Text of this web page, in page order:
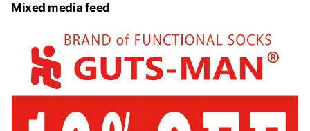
Mixed media feed